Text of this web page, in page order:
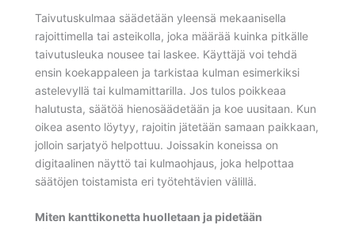
Taivutuskulmaa säädetään yleensä mekaanisella
rajoittimella tai asteikolla, joka määrää kuinka pitkälle
taivutusleuka nousee tai laskee. Käyttäjä voi tehdä
ensin koekappaleen ja tarkistaa kulman esimerkiksi
astelevyllä tai kulmamittarilla. Jos tulos poikkeaa
halutusta, säätöä hienosäädetään ja koe uusitaan. Kun
oikea asento löytyy, rajoitin jätetään samaan paikkaan,
jolloin sarjatyö helpottuu. Joissakin koneissa on
digitaalinen näyttö tai kulmaohjaus, joka helpottaa
säätöjen toistamista eri työtehtävien välillä.
Miten kanttikonetta huolletaan ja pidetään